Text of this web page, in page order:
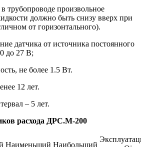
трубопроводе произвольное
должно быть снизу вверх при
от горизонтального).
датчика от источника постоянного
до 27 В;
не более 1.5 Вт.
12 лет.
– 5 лет.
расхода ДРС.М-200
Наименьший Наибольший